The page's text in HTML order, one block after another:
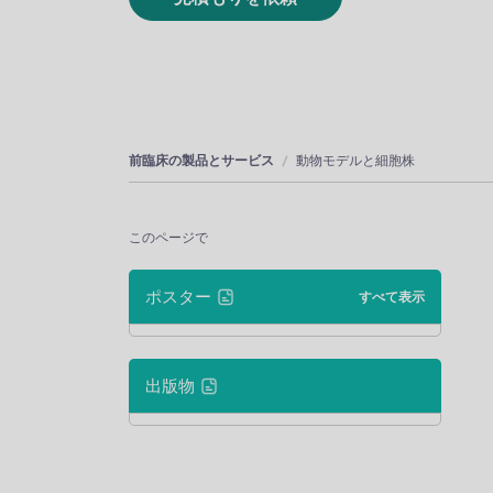
前臨床の製品とサービス 動物モデルと細胞株
このページで
ポスター すべて表示
出版物